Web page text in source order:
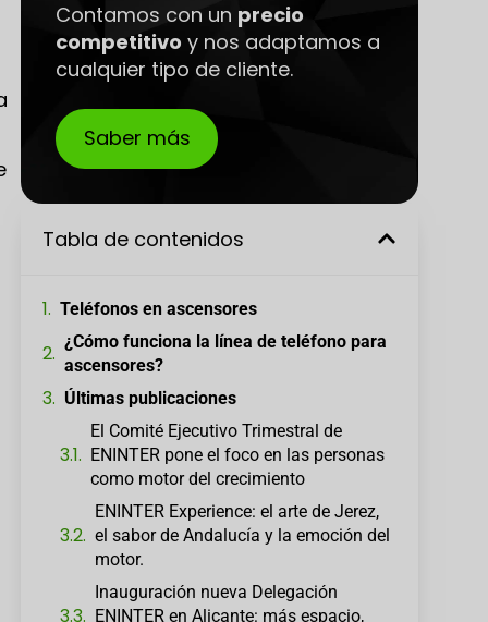
Contamos con un precio
competitivo y nos adaptamos a
cualquier tipo de cliente.
Saber más
Tabla de contenidos
Teléfonos en ascensores
¿Cómo funciona la línea de teléfono para
ascensores?
Últimas publicaciones
El Comité Ejecutivo Trimestral de
ENINTER pone el foco en las personas
como motor del crecimiento
ENINTER Experience: el arte de Jerez,
el sabor de Andalucía y la emoción del
motor.
Inauguración nueva Delegación
ENINTER en Alicante: más espacio,